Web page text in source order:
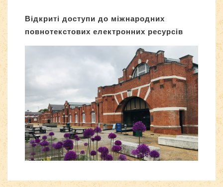
Відкриті доступи до міжнародних
повнотекстових електронних ресурсів